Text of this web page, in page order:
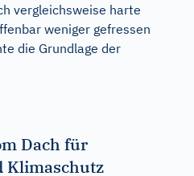
vergleichsweise harte
weniger gefressen
die Grundlage der
Dach für
Klimaschutz